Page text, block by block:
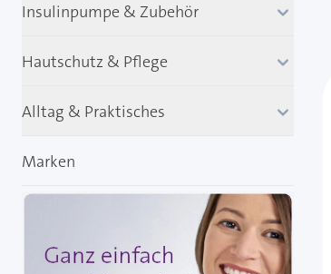
Insulinpumpe & Zubehör
Hautschutz & Pflege
Alltag & Praktisches
Marken